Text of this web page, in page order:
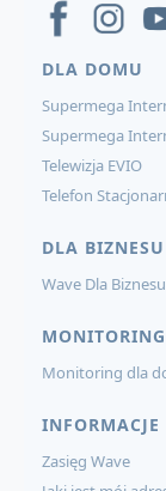
DLA DOMU
Supermega
Supermega
Telewizja EVIO
Telefon
DLA BIZNESU
Wave Dla Biznesu
MONITORING
Monitoring dla
INFORMACJE
Zasięg Wave